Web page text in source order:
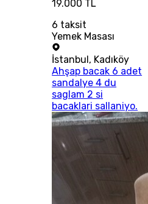
19.000 TL
6 taksit
Yemek Masası
İstanbul, Kadıköy
Ahşap bacak 6 adet
sandalye 4 du
saglam 2 si
bacaklari sallaniyo.